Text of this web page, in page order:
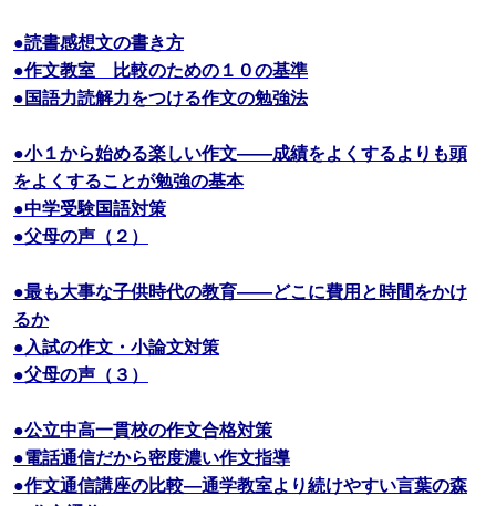
●読書感想文の書き方
●作文教室 比較のための１０の基準
●国語力読解力をつける作文の勉強法
●小１から始める楽しい作文――成績をよくするよりも頭
をよくすることが勉強の基本
●中学受験国語対策
●父母の声（２）
●最も大事な子供時代の教育――どこに費用と時間をかけ
るか
●入試の作文・小論文対策
●父母の声（３）
●公立中高一貫校の作文合格対策
●電話通信だから密度濃い作文指導
●作文通信講座の比較―通学教室より続けやすい言葉の森